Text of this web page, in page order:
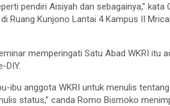
pendiri Aisiyah dan sebagainya,” kata
Ruang Kunjono Lantai 4 Kampus II
memperingati Satu Abad WKRI itu
DIY.
ibu anggota WKRI untuk menulis
status,” canda Romo Bismoko